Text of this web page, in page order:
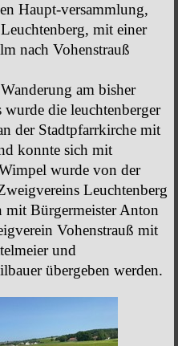
Haupt-versammlung,
mit einer
nach Vohenstrauß
am bisher
wurde die leuchtenberger
der Stadtpfarrkirche mit
konnte sich mit
wurde von der
Leuchtenberg
mit Bürgermeister Anton
Vohenstrauß mit
und
übergeben werden.